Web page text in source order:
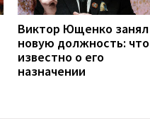
Виктор Ющенко занял
новую должность: что
известно о его
назначении